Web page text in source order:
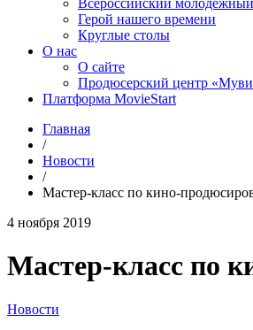
Всероссийский
Герой нашего времени
Круглые столы
О нас
О сайте
Продюсерский центр
Платформа MovieStart
Главная
/
Новости
/
Мастер-класс по кино-
4 ноября 2019
Мастер-класс по
Новости